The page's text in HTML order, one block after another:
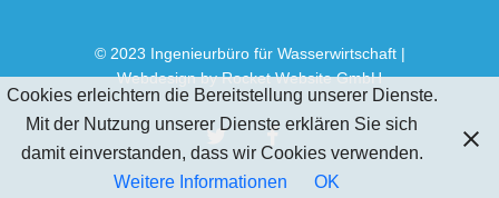
© 2023 Ingenieurbüro für Wasserwirtschaft |
Webdesign byRocket Website GmbH
twitter facebook
Cookies erleichtern die Bereitstellung unserer Dienste.
Mit der Nutzung unserer Dienste erklären Sie sich
damit einverstanden, dass wir Cookies verwenden.
Weitere Informationen
OK